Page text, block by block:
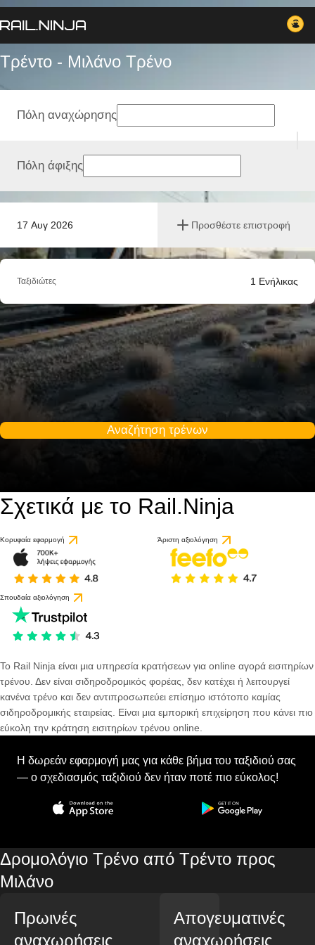
Τρέντο - Μιλάνο Tρένο
17 Αυγ 2026 Προσθέστε επιστροφή
Πόλη αναχώρησης
Πόλη άφιξης
Ταξιδιώτες 1 Ενήλικας
Αναζήτηση τρένων
Σχετικά με το Rail.Ninja
Κορυφαία εφαρμογή Άριστη αξιολόγηση
Σπουδαία αξιολόγηση
Το Rail Ninja είναι μια υπηρεσία κρατήσεων για online αγορά εισιτηρίων
τρένου. Δεν είναι σιδηροδρομικός φορέας, δεν κατέχει ή λειτουργεί
κανένα τρένο και δεν αντιπροσωπεύει επίσημο ιστότοπο καμίας
σιδηροδρομικής εταιρείας. Είναι μια εμπορική επιχείρηση που κάνει πιο
εύκολη την κράτηση εισιτηρίων τρένου online.
Η δωρεάν εφαρμογή μας για κάθε βήμα του ταξιδιού σας
— ο σχεδιασμός ταξιδιού δεν ήταν ποτέ πιο εύκολος!
Δρομολόγιο Τρένο από Τρέντο προς
Μιλάνο
Πρωινές
αναχωρήσεις
Απογευματινές
αναχωρήσεις